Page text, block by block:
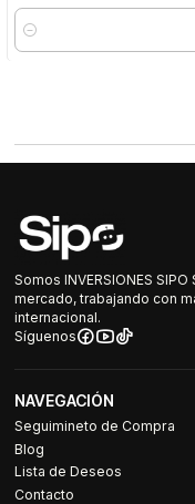
Cantidad
Somos INVERSIONES
mercado, trabajando con
internacional.
Síguenos
NAVEGACIÓN
Seguimineto de Compra
Blog
Lista de Deseos
Contacto